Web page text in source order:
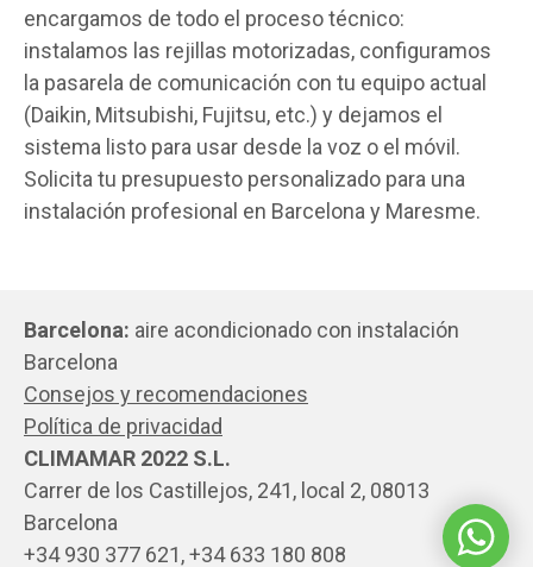
encargamos de todo el proceso técnico:
instalamos las rejillas motorizadas, configuramos
la pasarela de comunicación con tu equipo actual
(Daikin, Mitsubishi, Fujitsu, etc.) y dejamos el
sistema listo para usar desde la voz o el móvil.
Solicita tu presupuesto personalizado para una
instalación profesional en Barcelona y Maresme.
Barcelona: aire acondicionado con instalación
Barcelona
Consejos y recomendaciones
Política de privacidad
CLIMAMAR 2022 S.L.
Carrer de los Castillejos, 241, local 2, 08013
Barcelona
+34 930 377 621, +34 633 180 808